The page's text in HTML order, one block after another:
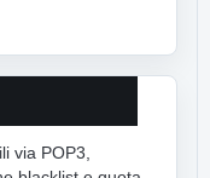
via POP3,